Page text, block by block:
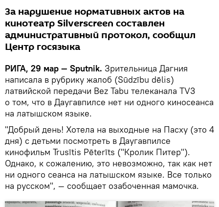
За нарушение нормативных актов на
кинотеатр Silverscreen составлен
административный протокол, сообщил
Центр госязыка
РИГА, 29 мар — Sputnik. Зрительница Дагния
написала в рубрику жалоб (Sūdzību dēlis)
латвийской передачи Bez Tabu телеканала TV3
о том, что в Даугавпилсе нет ни одного киносеанса
на латышском языке.
"Добрый день! Хотела на выходные на Пасху (это 4
дня) с детьми посмотреть в Даугавпилсе
кинофильм Trusītis Pēterīts ("Кролик Питер").
Однако, к сожалению, это невозможно, так как нет
ни одного сеанса на латышском языке. Все только
на русском", — сообщает озабоченная мамочка.